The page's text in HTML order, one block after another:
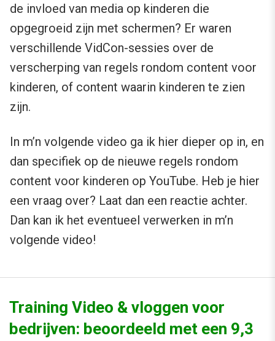
de invloed van media op kinderen die
opgegroeid zijn met schermen? Er waren
verschillende VidCon-sessies over de
verscherping van regels rondom content voor
kinderen, of content waarin kinderen te zien
zijn.
In m’n volgende video ga ik hier dieper op in, en
dan specifiek op de nieuwe regels rondom
content voor kinderen op YouTube. Heb je hier
een vraag over? Laat dan een reactie achter.
Dan kan ik het eventueel verwerken in m’n
volgende video!
Training Video & vloggen voor
bedrijven: beoordeeld met een 9,3